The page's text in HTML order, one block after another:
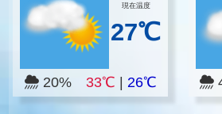
現在温度
27℃
20% 33℃ 26℃